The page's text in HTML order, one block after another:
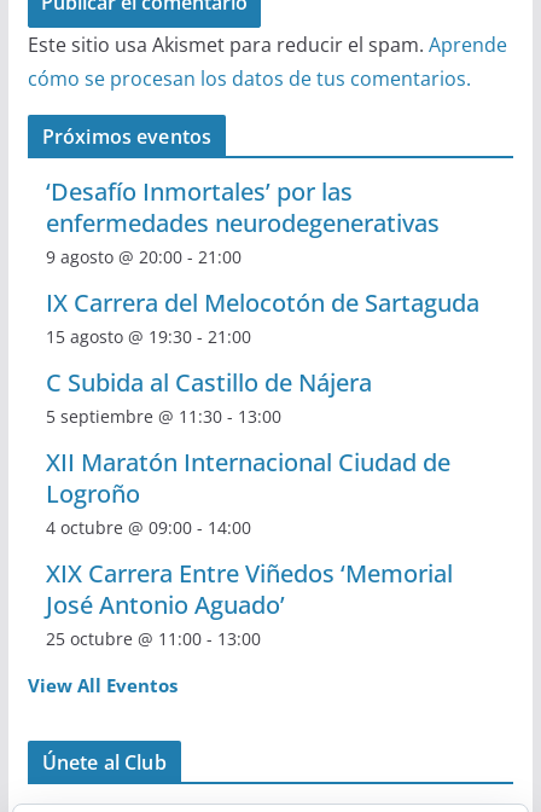
Este sitio usa Akismet para reducir el spam. Aprende
cómo se procesan los datos de tus comentarios.
Próximos eventos
‘Desafío Inmortales’ por las
enfermedades neurodegenerativas
9 agosto @ 20:00- 21:00
IX Carrera del Melocotón de Sartaguda
15 agosto @ 19:30- 21:00
C Subida al Castillo de Nájera
5 septiembre @ 11:30- 13:00
XII Maratón Internacional Ciudad de
Logroño
4 octubre @ 09:00- 14:00
XIX Carrera Entre Viñedos ‘Memorial
José Antonio Aguado’
25 octubre @ 11:00- 13:00
View All Eventos
Únete al Club